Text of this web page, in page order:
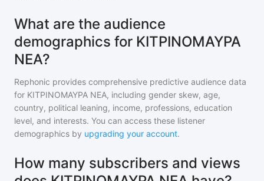
What are the audience
demographics for ΚΙΤΡΙΝΟΜΑΥΡΑ
ΝΕΑ?
Rephonic provides comprehensive predictive audience data
for ΚΙΤΡΙΝΟΜΑΥΡΑ ΝΕΑ, including gender skew, age,
country, political leaning, income, professions, education
level, and interests. You can access these listener
demographics by upgrading your account.
How many subscribers and views